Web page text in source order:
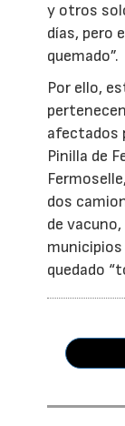
y otros
días, pero
quemado”.
Por ello,
afectados
Pinilla de
dos
de
quedado